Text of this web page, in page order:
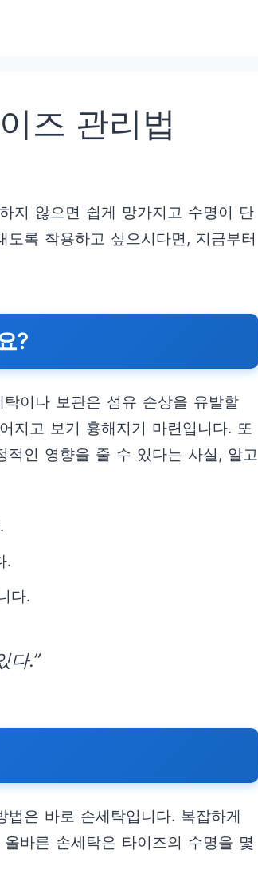
즈 관리법
지 않으면 쉽게 망가지고 수명이 단
록 착용하고 싶으시다면, 지금부터
?
이나 보관은 섬유 손상을 유발할
지고 보기 흉해지기 마련입니다. 또
적인 영향을 줄 수 있다는 사실, 알고
.
다.
다.”
은 바로 손세탁입니다. 복잡하게
바른 손세탁은 타이즈의 수명을 몇